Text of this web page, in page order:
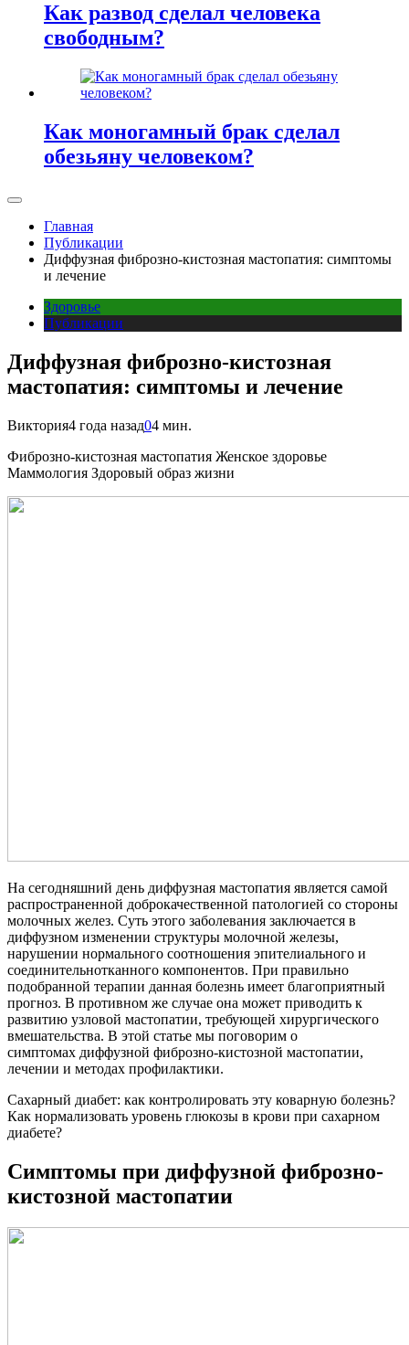
Как развод сделал человека
свободным?
Как моногамный брак сделал
обезьяну человеком?
Главная
Публикации
Диффузная фиброзно-кистозная мастопатия: симптомы
и лечение
Здоровье
Публикации
Диффузная фиброзно-кистозная
мастопатия: симптомы и лечение
Виктория4 года назад04 мин.
Фиброзно-кистозная мастопатия Женское здоровье
Маммология Здоровый образ жизни
На сегодняшний день диффузная мастопатия является самой
распространенной доброкачественной патологией со стороны
молочных желез. Суть этого заболевания заключается в
диффузном изменении структуры молочной железы,
нарушении нормального соотношения эпителиального и
соединительнотканного компонентов. При правильно
подобранной терапии данная болезнь имеет благоприятный
прогноз. В противном же случае она может приводить к
развитию узловой мастопатии, требующей хирургического
вмешательства. В этой статье мы поговорим о
симптомах диффузной фиброзно-кистозной мастопатии,
лечении и методах профилактики.
Сахарный диабет: как контролировать эту коварную болезнь?
Как нормализовать уровень глюкозы в крови при сахарном
диабете?
Симптомы при диффузной фиброзно-
кистозной мастопатии